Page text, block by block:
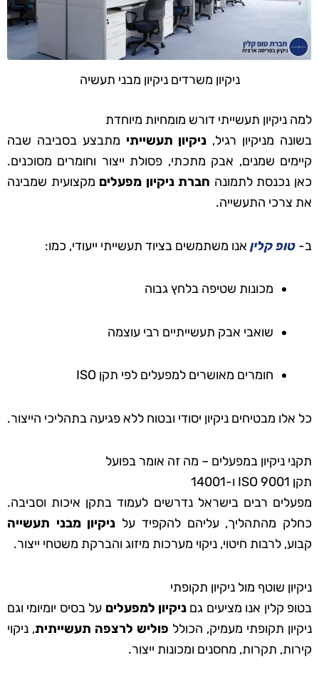
ניקיון משרדים ניקיון מבני תעשיה
למה ניקיון תעשייתי דורש מומחיות מיוחדת
בשונה מניקיון רגיל, ניקיון תעשייתי מתבצע בסביבה שבה
קיימים שמנים, אבק מתכתי, פסולת ייצור וחומרים מסוכנים.
כאן נכנסת לתמונה חברת ניקיון מפעלים מקצועית שמבינה
את צרכי התעשייה.
ב- טופ קלין אנו משתמשים בציוד תעשייתי ייעודי, כמו:
מכונות שטיפה בלחץ גבוה
שואבי אבק תעשייתיים רבי עוצמה
חומרים מאושרים למפעלים לפי תקן ISO
כל אלו מבטיחים ניקיון יסודי ובטוח ללא פגיעה בתהליכי הייצור.
תקני ניקיון במפעלים – מה זה אומר בפועל
תקן ISO 9001 ו-14001
מפעלים רבים בישראל נדרשים לעמוד בתקן איכות וסביבה.
כחלק מהתהליך, עליהם להקפיד על ניקיון מבני תעשייה
קבוע, לרבות חיטוי, ניקוי מערכות מיזוג והברקת משטחי ייצור.
ניקיון שוטף מול ניקיון תקופתי
בטופ קלין אנו מציעים גם ניקיון למפעלים על בסיס יומיומי וגם
ניקיון תקופתי מעמיק, הכולל פוליש לרצפה תעשייתית, ניקוי
קירות, תקרות, מחסנים ומכונות ייצור.